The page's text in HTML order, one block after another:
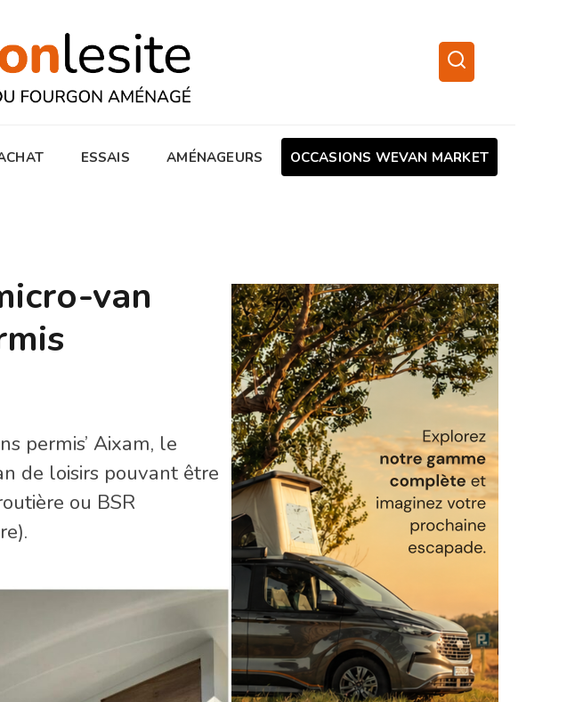
ESSAIS AMÉNAGEURS OCCASIONS WEVAN MARKET
van
permis’ Aixam, le
de loisirs pouvant être
ou BSR